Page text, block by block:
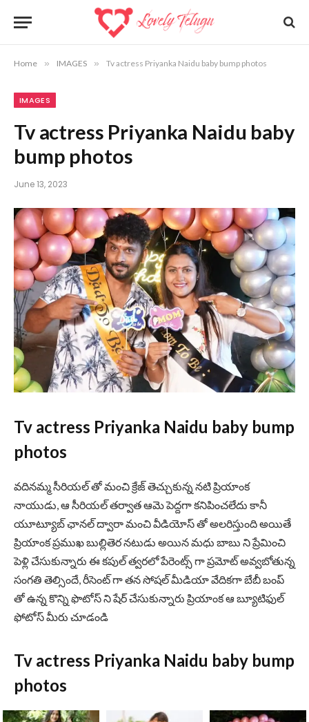
Home » IMAGES » Tv actress Priyanka Naidu baby bump photos
IMAGES
Tv actress Priyanka Naidu baby
bump photos
June 13, 2023
Tv actress Priyanka Naidu baby bump
photos
వదినమ్మ సీరియల్ తో మంచి క్రేజ్ తెచ్చుకున్న నటి ప్రియాంక
నాయుడు, ఆ సీరియల్ తర్వాత ఆమె పెద్దగా కనిపించలేదు కానీ
యూట్యూబ్ ఛానల్ ద్వారా మంచి వీడియోస్ తో అలరిస్తుంది అయితే
ప్రియాంక ప్రముఖ బుల్లితెర నటుడు అయిన మధు బాబు ని ప్రేమించి
పెళ్లి చేసుకున్నారు ఈ కపుల్ త్వరలో పేరెంట్స్ గా ప్రమోట్ అవ్వబోతున్న
సంగతి తెల్సిందే, రీసెంట్ గా తన సోషల్ మీడియా వేదికగా బేబీ బంప్
తో ఉన్న కొన్ని ఫొటోస్ ని షేర్ చేసుకున్నారు ప్రియాంక ఆ బ్యూటిఫుల్
ఫోటోస్ మీరు చూడండి
Tv actress Priyanka Naidu baby bump
photos